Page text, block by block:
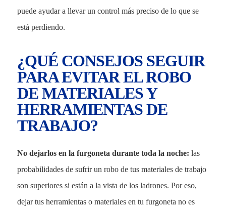
puede ayudar a llevar un control más preciso de lo que se
está perdiendo.
¿QUÉ CONSEJOS SEGUIR
PARA EVITAR EL ROBO
DE MATERIALES Y
HERRAMIENTAS DE
TRABAJO?
No dejarlos en la furgoneta durante toda la noche: las
probabilidades de sufrir un robo de tus materiales de trabajo
son superiores si están a la vista de los ladrones. Por eso,
dejar tus herramientas o materiales en tu furgoneta no es